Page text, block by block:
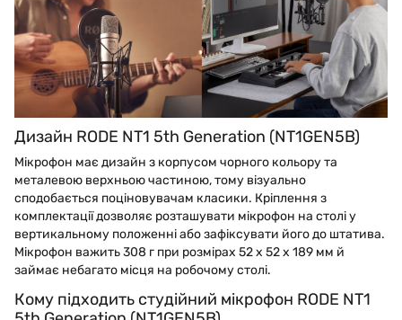
Дизайн RODE NT1 5th Generation (NT1GEN5B)
Мікрофон має дизайн з корпусом чорного кольору та
металевою верхньою частиною, тому візуально
сподобається поціновувачам класики. Кріплення з
комплектації дозволяє розташувати мікрофон на столі у
вертикальному положенні або зафіксувати його до штатива.
Мікрофон важить 308 г при розмірах 52 х 52 х 189 мм й
займає небагато місця на робочому столі.
Кому підходить студійний мікрофон RODE NT1